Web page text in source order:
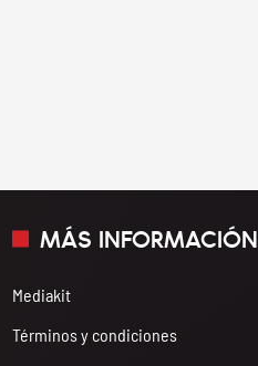
MÁS INFORMACIÓN
Mediakit
Términos y condiciones